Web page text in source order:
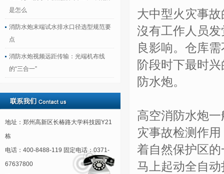
是怎么
消防水炮末端试水排水口径选型规范要
点
消防水炮视频远距传输：光端机布线
的“三合一”
地址：郑州高新区长椿路大学科技园Y21
栋
电话：400-8488-119 固定电话：0371-
67637800
大中型火灾事
沒有工作人员
良影响。仓库
阶段时下最时
防水炮。
高空消防水炮
灾事故检测作
着自然保护区
马上起动全自